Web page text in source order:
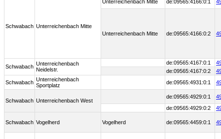
Schwabach Unterreichenbach Mitte
Unterreichenbach Mitte de:09565:4166:0:1
Unterreichenbach Mitte de:09565:4166:0:2
Schwabach Unterreichenbach
Neidelstr.
de:09565:4167:0:1
de:09565:4167:0:2
Schwabach Unterreichenbach
Sportplatz
de:09565:4931:0:1
Schwabach Unterreichenbach West
de:09565:4929:0:1
de:09565:4929:0:2
Schwabach Vogelherd Vogelherd de:09565:4459:0:1